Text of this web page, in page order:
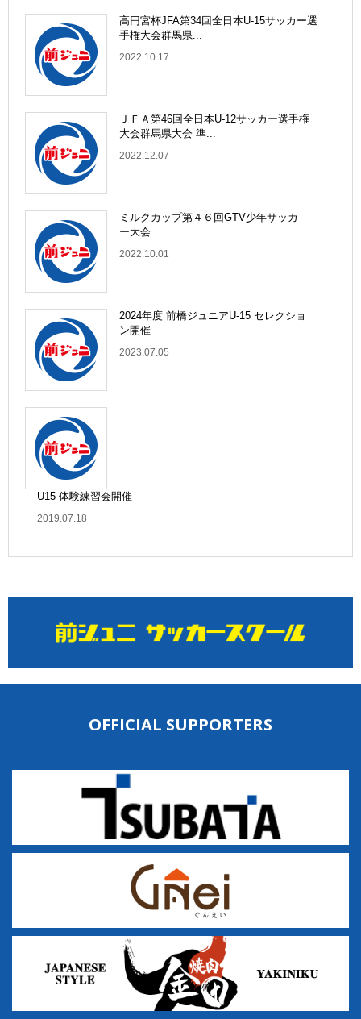
高円宮杯JFA第34回全日本U-15サッカー選
手権大会群馬県...
2022.10.17
ＪＦＡ第46回全日本U-12サッカー選手権
大会群馬県大会 準...
2022.12.07
ミルクカップ第４６回GTV少年サッカ
ー大会
2022.10.01
2024年度 前橋ジュニアU-15 セレクショ
ン開催
2023.07.05
U15 体験練習会開催
2019.07.18
OFFICIAL SUPPORTERS